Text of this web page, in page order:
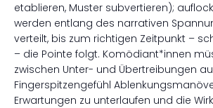
etablieren, Muster subvertieren);
werden entlang des narrativen
verteilt, bis zum richtigen Zeitpunkt –
­­– die Pointe folgt. Komödiant*innen
zwischen Unter- und Übertreibungen
Fingerspitzengefühl
Erwartungen zu unterlaufen und die